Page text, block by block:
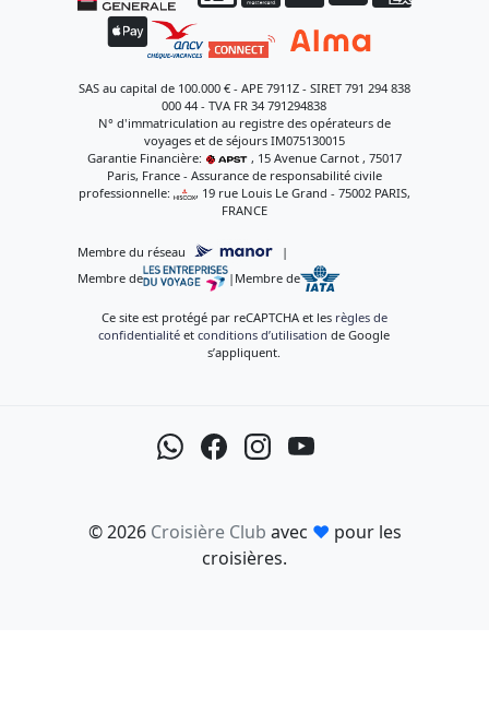
SAS au capital de 100.000 € - APE 7911Z - SIRET 791 294 838
000 44 - TVA FR 34 791294838
N° d'immatriculation au registre des opérateurs de
voyages et de séjours IM075130015
Garantie Financière:
, 15 Avenue Carnot , 75017
Paris, France - Assurance de responsabilité civile
professionnelle:
, 19 rue Louis Le Grand - 75002 PARIS,
FRANCE
Membre du réseau
|
Membre de
| Membre de
Ce site est protégé par reCAPTCHA et les règles de
confidentialité etconditions d’utilisation de Google
s’appliquent.
© 2026 Croisière Club avec ♥ pour les
croisières.